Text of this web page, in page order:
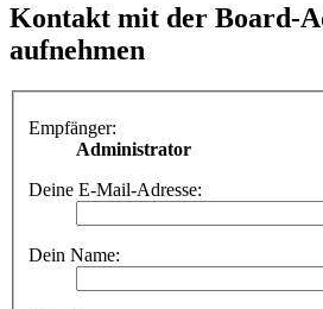
Kontakt mit der Board-
aufnehmen
Empfänger:
Administrator
Deine E-Mail-Adresse:
Dein Name: